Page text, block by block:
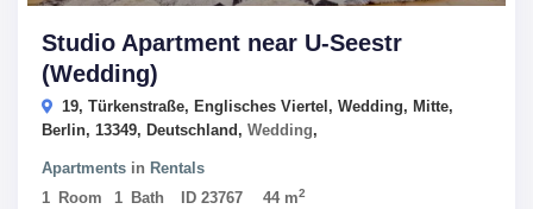
Studio Apartment near U-Seestr
(Wedding)
19, Türkenstraße, Englisches Viertel, Wedding, Mitte,
Berlin, 13349, Deutschland,Wedding,
Apartments in Rentals
1 Room 1 Bath ID23767 44 m2